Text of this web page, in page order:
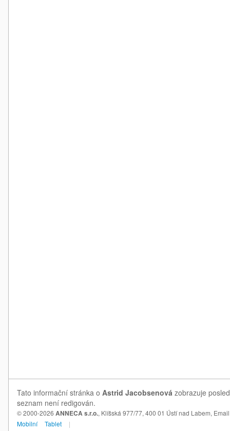
Tato informační stránka o Astrid Jacobsenová zobrazuje
seznam není redigován.
© 2000-2026 ANNECA s.r.o., Klíšská 977/77, 400 01 Ústí nad Labem,
Mobilní
Tablet |